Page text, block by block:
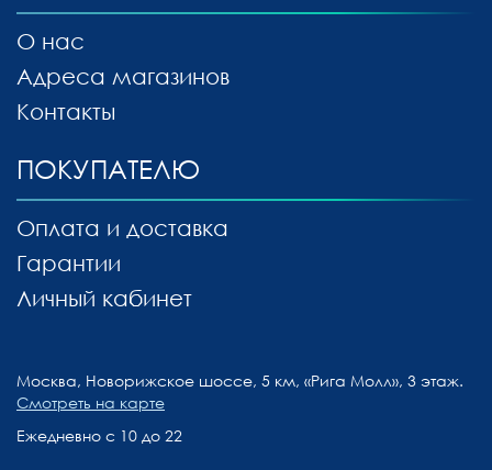
О нас
Адреса магазинов
Контакты
ПОКУПАТЕЛЮ
Оплата и доставка
Гарантии
Личный кабинет
Москва, Новорижское шоссе, 5 км, «Рига Молл», 3 этаж.
Смотреть на карте
Ежедневно с 10 до 22